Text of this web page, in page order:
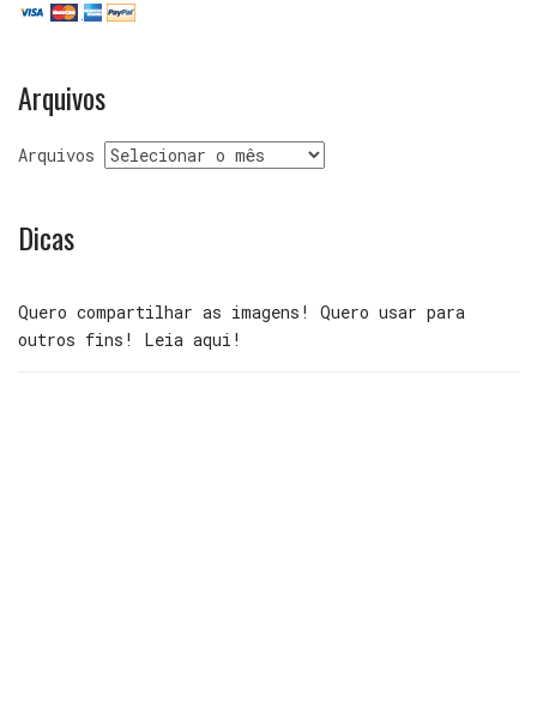
Arquivos
Arquivos
Dicas
Quero compartilhar as imagens! Quero usar para
outros fins! Leia aqui!